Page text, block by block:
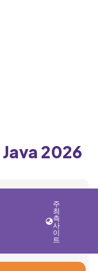
2026
주
최
측
사
이
트